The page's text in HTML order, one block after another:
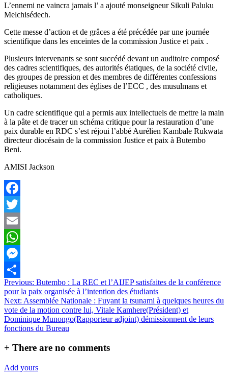
L’ennemi ne vaincra jamais l’ a ajouté monseigneur Sikuli Paluku
Melchisédech.
Cette messe d’action et de grâces a été précédée par une journée
scientifique dans les enceintes de la commission Justice et paix .
Plusieurs intervenants se sont succédé devant un auditoire composé
des cadres scientifiques, des autorités étatiques, de la société civile,
des groupes de pression et des membres de différentes confessions
religieuses notamment des églises de l’ECC , des musulmans et
catholiques.
Un cadre scientifique qui a permis aux intellectuels de mettre la main
à la pâte et de tracer un schéma critique pour la restauration d’une
paix durable en RDC s’est réjoui l’abbé Aurélien Kambale Rukwata
directeur diocésain de la commission Justice et paix à Butembo
Beni.
AMISI Jackson
Facebook
Twitter
Email
WhatsApp
Messenger
Partager
Navigation
de
l’article
Previous: Butembo : La REC et l’AIJEP satisfaites de la conférence
pour la paix organisée à l’intention des étudiants
Next: Assemblée Nationale : Fuyant la tsunami à quelques heures du
vote de la motion contre lui, Vitale Kamhere(Président) et
Dominique Munongo(Rapporteur adjoint) démissionnent de leurs
fonctions du Bureau
+ There are no comments
Add yours